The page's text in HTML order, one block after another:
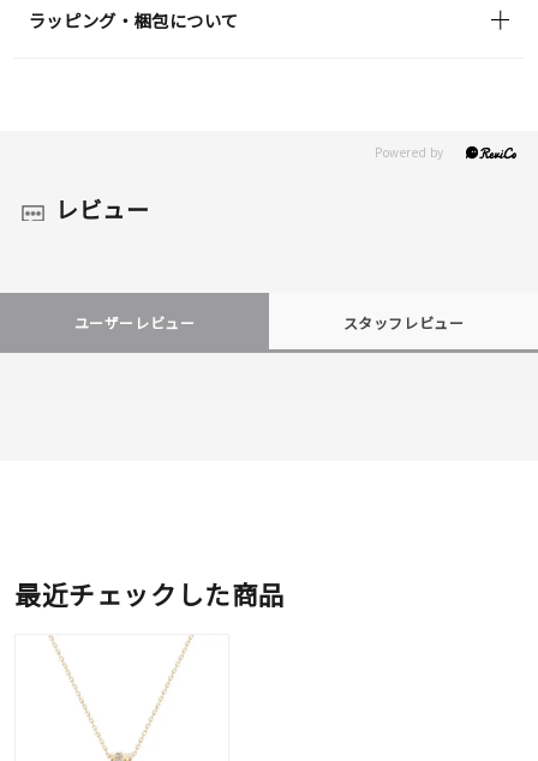
ラッピング・梱包について
レビュー
ユーザーレビュー スタッフレビュー
最近チェックした商品